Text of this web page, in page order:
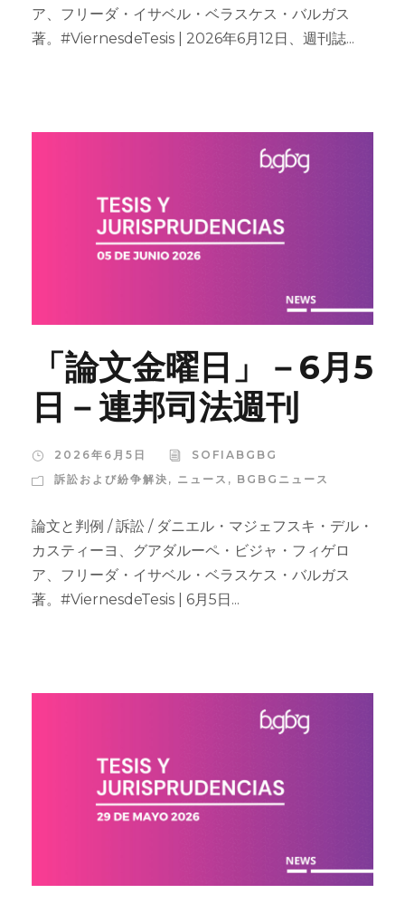
ア、フリーダ・イサベル・ベラスケス・バルガス
著。#ViernesdeTesis | 2026年6月12日、週刊誌...
「論文金曜日」－6月5
日－連邦司法週刊
2026年6月5日
SOFIABGBG
訴訟および紛争解決 , ニュース , BGBGニュース
論文と判例 / 訴訟 / ダニエル・マジェフスキ・デル・
カスティーヨ、グアダルーペ・ビジャ・フィゲロ
ア、フリーダ・イサベル・ベラスケス・バルガス
著。#ViernesdeTesis | 6月5日...